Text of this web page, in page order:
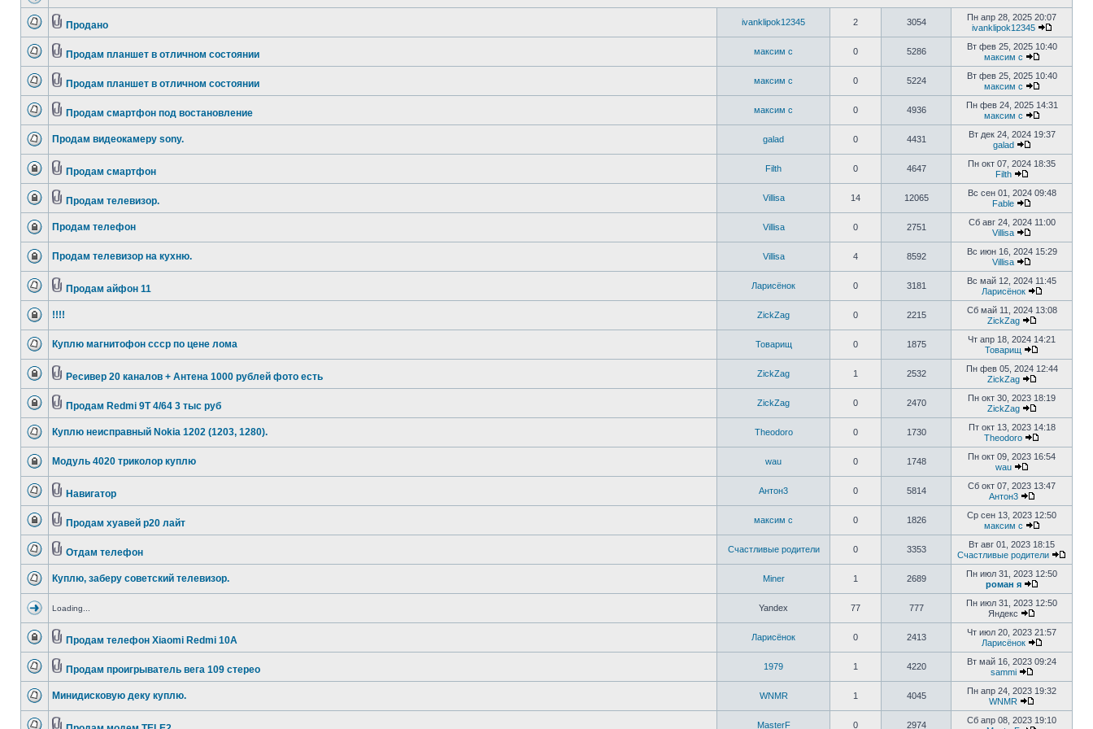
Продано ivanklipok12345 2 3054
Пн апр 28, 2025 20:07
ivanklipok12345
Продам планшет в отличном состоянии максим с 0 5286
Вт фев 25, 2025 10:40
максим с
Продам планшет в отличном состоянии максим с 0 5224
Вт фев 25, 2025 10:40
максим с
Продам смартфон под востановление максим с 0 4936
Пн фев 24, 2025 14:31
максим с
Продам видеокамеру sony. galad 0 4431
Вт дек 24, 2024 19:37
galad
Продам смартфон Filth 0 4647
Пн окт 07, 2024 18:35
Filth
Продам телевизор. Villisa 14 12065
Вс сен 01, 2024 09:48
Fable
Продам телефон Villisa 0 2751
Сб авг 24, 2024 11:00
Villisa
Продам телевизор на кухню. Villisa 4 8592
Вс июн 16, 2024 15:29
Villisa
Продам айфон 11 Ларисёнок 0 3181
Вс май 12, 2024 11:45
Ларисёнок
!!!! ZickZag 0 2215
Сб май 11, 2024 13:08
ZickZag
Куплю магнитофон ссср по цене лома Товарищ 0 1875
Чт апр 18, 2024 14:21
Товарищ
Ресивер 20 каналов + Антена 1000 рублей фото есть ZickZag 1 2532
Пн фев 05, 2024 12:44
ZickZag
Продам Redmi 9T 4/64 3 тыс руб ZickZag 0 2470
Пн окт 30, 2023 18:19
ZickZag
Куплю неисправный Nokia 1202 (1203, 1280). Theodoro 0 1730
Пт окт 13, 2023 14:18
Theodoro
Модуль 4020 триколор куплю wau 0 1748
Пн окт 09, 2023 16:54
wau
Навигатор Антон3 0 5814
Сб окт 07, 2023 13:47
Антон3
Продам хуавей р20 лайт максим с 0 1826
Ср сен 13, 2023 12:50
максим с
Отдам телефон Счастливые родители 0 3353
Вт авг 01, 2023 18:15
Счастливые родители
Куплю, заберу советский телевизор. Miner 1 2689
Пн июл 31, 2023 12:50
роман я
Loading... Yandex 77 777
Пн июл 31, 2023 12:50
Яндекс
Продам телефон Xiaomi Redmi 10A Ларисёнок 0 2413
Чт июл 20, 2023 21:57
Ларисёнок
Продам проигрыватель вега 109 стерео 1979 1 4220
Вт май 16, 2023 09:24
sammi
Минидисковую деку куплю. WNMR 1 4045
Пн апр 24, 2023 19:32
WNMR
MasterF 0 2974
Сб апр 08, 2023 19:10